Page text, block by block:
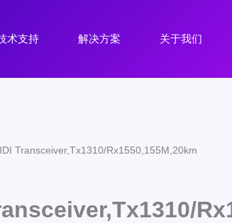
术支持 解决方案 关于我们
Transceiver,Tx1310/Rx1550,155M,20km